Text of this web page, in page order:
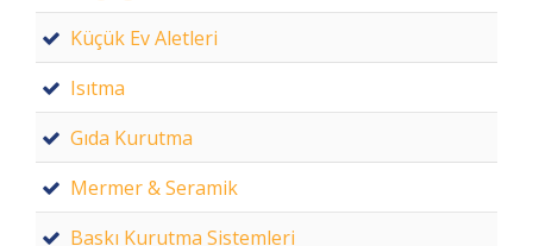
Küçük Ev Aletleri
Isıtma
Gıda Kurutma
Mermer & Seramik
Baskı Kurutma Sistemleri